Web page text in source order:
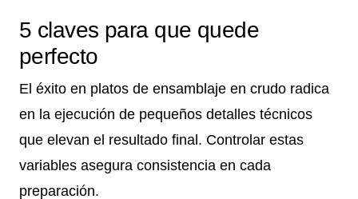
5 claves para que quede
perfecto
El éxito en platos de ensamblaje en crudo radica
en la ejecución de pequeños detalles técnicos
que elevan el resultado final. Controlar estas
variables asegura consistencia en cada
preparación.